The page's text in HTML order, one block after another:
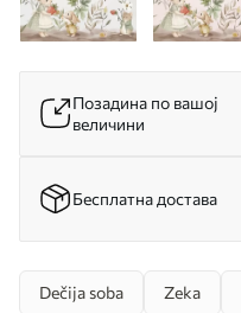
Позадина по вашој
величини
Бесплатна достава
Dečija soba Zeka